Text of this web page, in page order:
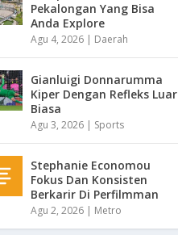
Pekalongan Yang Bisa
Anda Explore
Agu 4, 2026 | Daerah
Gianluigi Donnarumma
Kiper Dengan Refleks Luar
Biasa
Agu 3, 2026 | Sports
Stephanie Economou
Fokus Dan Konsisten
Berkarir Di Perfilmman
Agu 2, 2026 | Metro